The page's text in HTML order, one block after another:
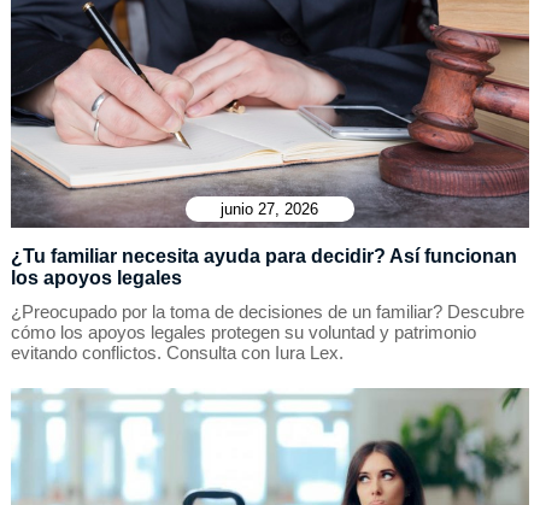
junio 27, 2026
¿Tu familiar necesita ayuda para decidir? Así funcionan
los apoyos legales
¿Preocupado por la toma de decisiones de un familiar? Descubre
cómo los apoyos legales protegen su voluntad y patrimonio
evitando conflictos. Consulta con Iura Lex.